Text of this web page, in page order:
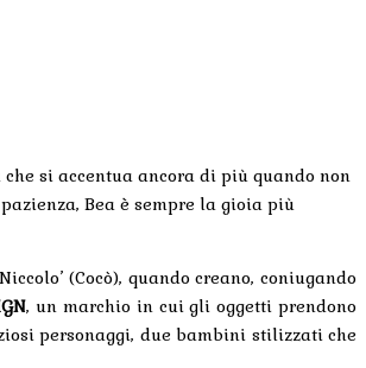
si accentua ancora di più quando non
Bea è sempre la gioia più
(Cocò), quando creano, coniugando
, un marchio in cui gli oggetti prendono
personaggi, due bambini stilizzati che